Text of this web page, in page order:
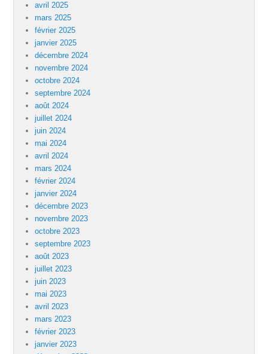
avril 2025
mars 2025
février 2025
janvier 2025
décembre 2024
novembre 2024
octobre 2024
septembre 2024
août 2024
juillet 2024
juin 2024
mai 2024
avril 2024
mars 2024
février 2024
janvier 2024
décembre 2023
novembre 2023
octobre 2023
septembre 2023
août 2023
juillet 2023
juin 2023
mai 2023
avril 2023
mars 2023
février 2023
janvier 2023